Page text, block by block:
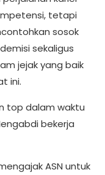
tetapi
sosok
sekaligus
jejak yang baik
ini.
top dalam waktu
bekerja
ASN untuk